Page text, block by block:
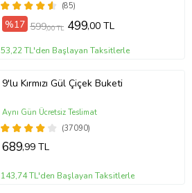
(85)
%17 599,00 TL 499,00 TL
53,22 TL'den Başlayan Taksitlerle
9'lu Kırmızı Gül Çiçek Buketi
(37090)
Aynı Gün Ücretsiz Teslimat
689,99 TL
143,74 TL'den Başlayan Taksitlerle